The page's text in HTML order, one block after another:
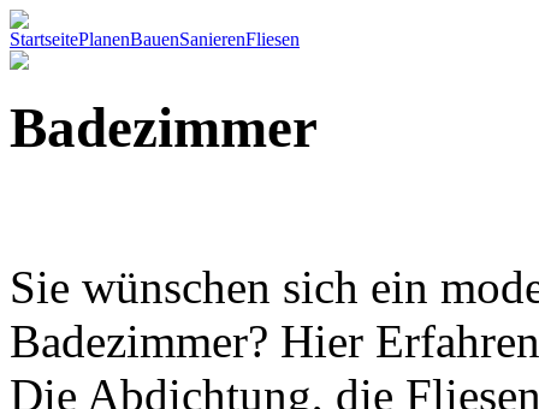
StartseitePlanenBauenSanierenFliesen
Badezimmer
Sie wünschen sich ein
Badezimmer? Hier
Die Abdichtung, die